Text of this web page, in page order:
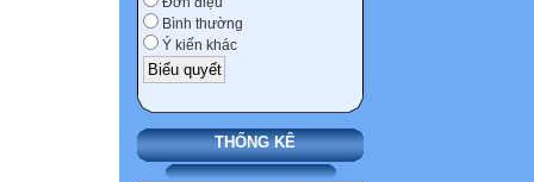
Bình thường
Ý kiến khác
THỐNG KÊ